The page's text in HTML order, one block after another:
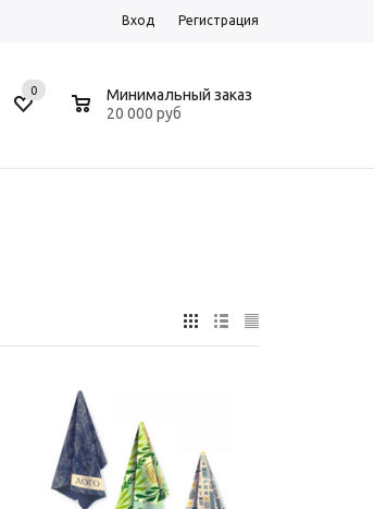
Вход Регистрация
0
Минимальный заказ
20 000 руб